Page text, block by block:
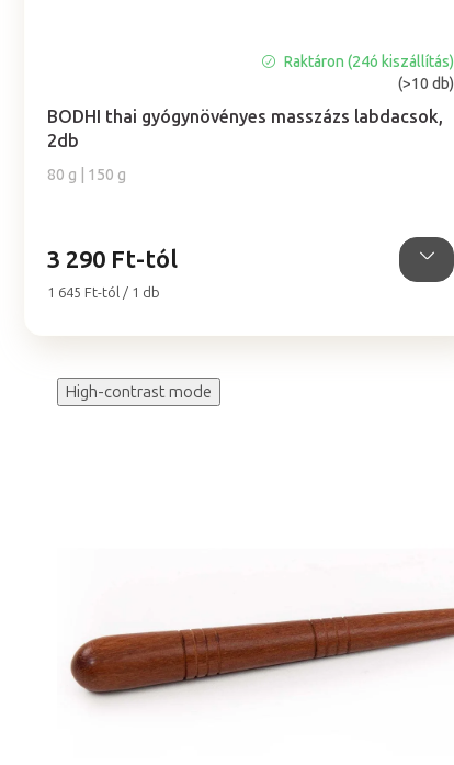
BODHI thai gyógynövényes masszázs labdacsok,
2db
80 g | 150 g
átlagos
értékelése
ből
Raktáron (24ó kiszállítás)
(>10 db)
3 290 Ft-tól
Egységár:
1 645 Ft-tól / 1 db
High-contrast mode